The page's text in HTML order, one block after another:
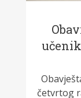
četvrtog